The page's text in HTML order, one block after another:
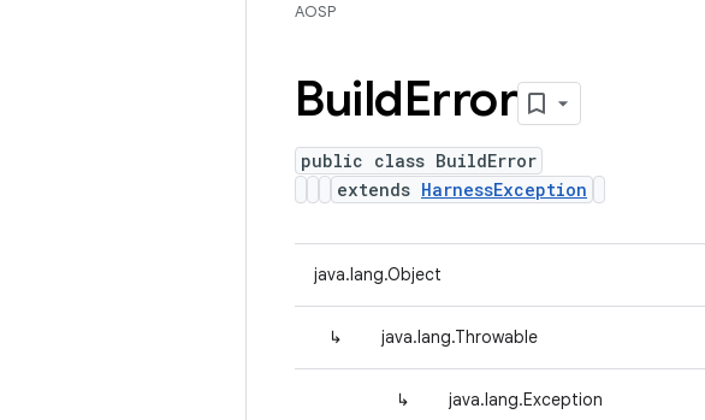
AOSP
BuildError
public class BuildError
extends HarnessException
java.lang.Object
↳ java.lang.Throwable
↳ java.lang.Exception